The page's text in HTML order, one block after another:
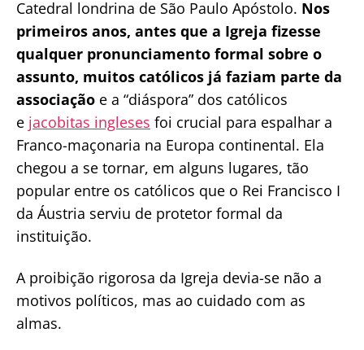
Catedral londrina de São Paulo Apóstolo. Nos
primeiros anos, antes que a Igreja fizesse
qualquer pronunciamento formal sobre o
assunto, muitos católicos já faziam parte da
associação e a “diáspora” dos católicos
e jacobitas ingleses foi crucial para espalhar a
Franco-maçonaria na Europa continental. Ela
chegou a se tornar, em alguns lugares, tão
popular entre os católicos que o Rei Francisco I
da Áustria serviu de protetor formal da
instituição.
A proibição rigorosa da Igreja devia-se não a
motivos políticos, mas ao cuidado com as
almas.